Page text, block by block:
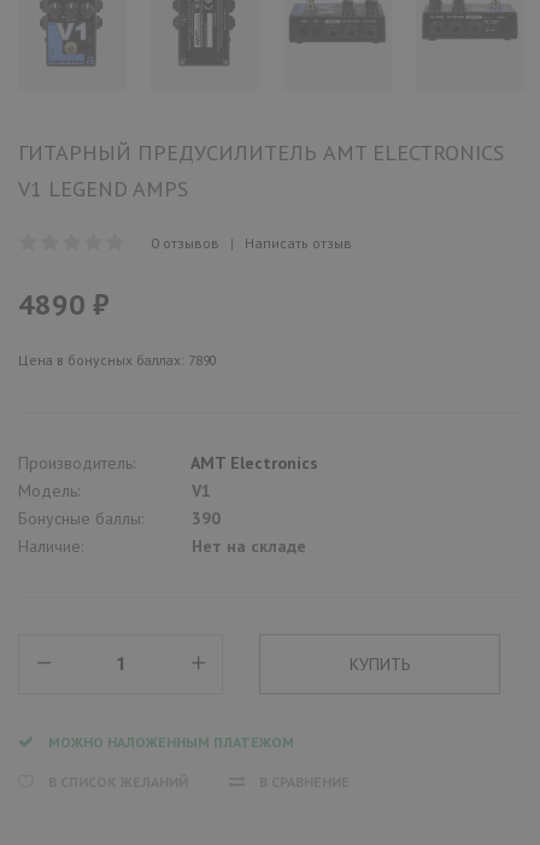
ГИТАРНЫЙ ПРЕДУСИЛИТЕЛЬ AMT ELECTRONICS
V1 LEGEND AMPS
0 отзывов | Написать отзыв
4890 ₽
Цена в бонусных баллах: 7890
Производитель:
AMT Electronics
Модель:
V1
Бонусные баллы:
390
Наличие:
Нет на складе
МОЖНО НАЛОЖЕННЫМ ПЛАТЕЖОМ